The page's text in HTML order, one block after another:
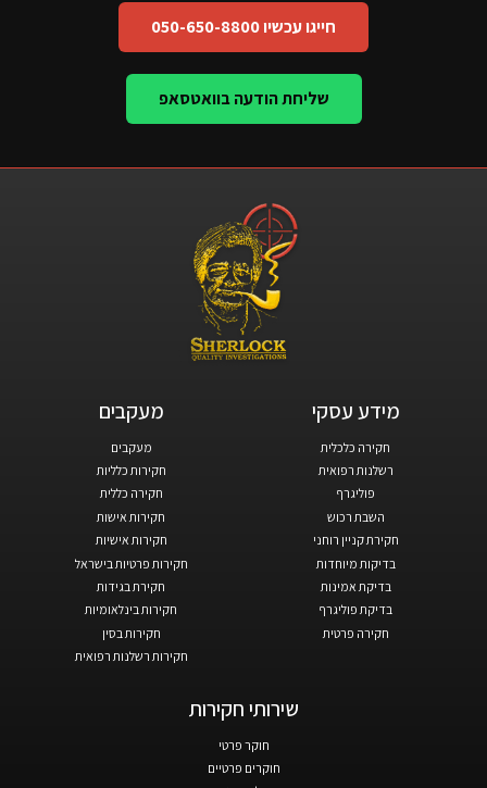
חייגו עכשיו 050-650-8800
שליחת הודעה בוואטסאפ
שירותי חקירות
חוקר פרטי
חוקרים פרטיים
מעקבים​
מעקבים
חקירות כלליות
חקירה כללית
חקירות אישות
חקירות אישיות
חקירות פרטיות בישראל
חקירת בגידות
חקירות בינלאומיות
חקירות בסין
חקירות רשלנות רפואית
מידע עסקי​
חקירה כלכלית
רשלנות רפואית
פוליגרף
השבת רכוש
חקירת קניין רוחני
בדיקות מיוחדות
בדיקת אמינות
בדיקת פוליגרף
חקירה פרטית